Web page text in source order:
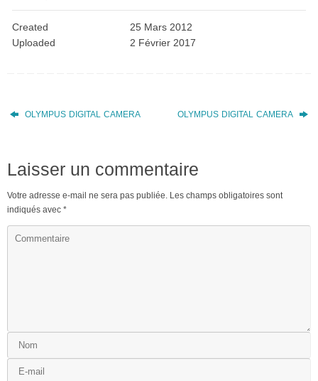
Created
25 Mars 2012
Uploaded
2 Février 2017
OLYMPUS DIGITAL CAMERA OLYMPUS DIGITAL CAMERA
Laisser un commentaire
Votre adresse e-mail ne sera pas publiée. Les champs obligatoires sont
indiqués avec *